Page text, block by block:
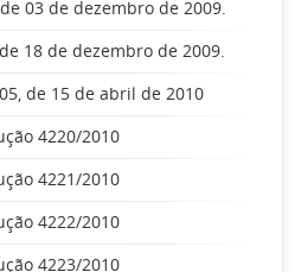
03 de dezembro de 2009.
18 de dezembro de 2009.
de 15 de abril de 2010
4220/2010
4221/2010
4222/2010
4223/2010